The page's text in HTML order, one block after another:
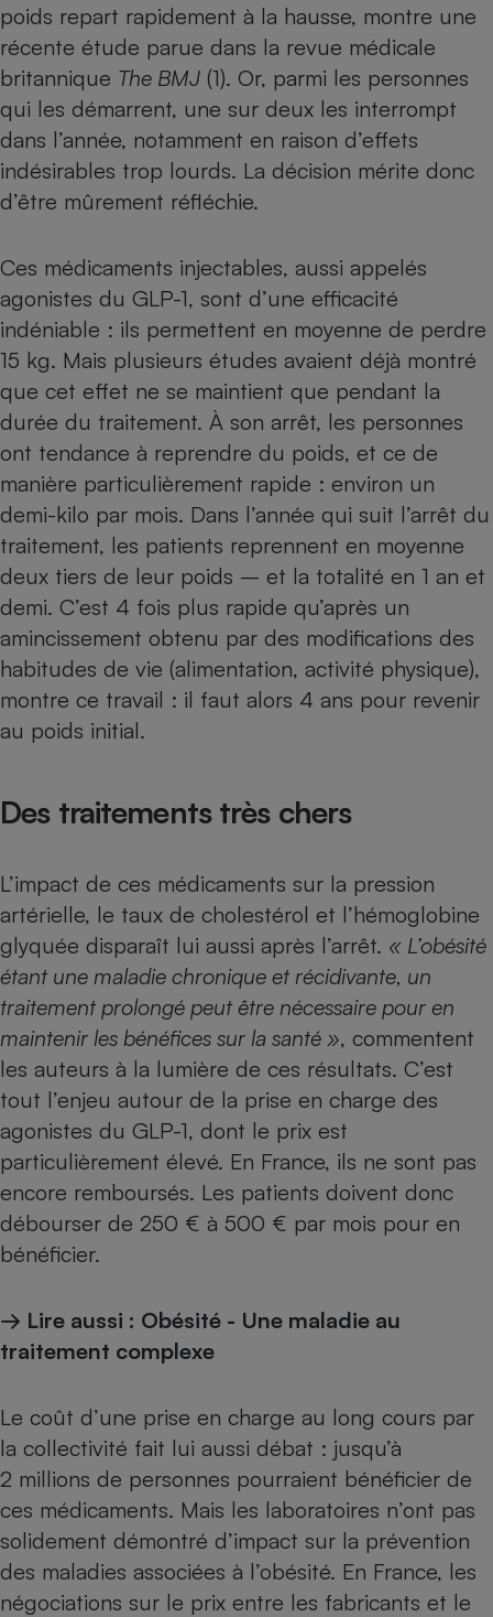
poids repart rapidement à la hausse, montre une
récente étude parue dans la revue médicale
britannique The BMJ (1). Or, parmi les personnes
qui les démarrent, une sur deux les interrompt
dans l’année, notamment en raison d’effets
indésirables trop lourds. La décision mérite donc
d’être mûrement réfléchie.
Ces médicaments injectables, aussi appelés
agonistes du GLP-1, sont d’une efficacité
indéniable : ils permettent en moyenne de perdre
15 kg. Mais plusieurs études avaient déjà montré
que cet effet ne se maintient que pendant la
durée du traitement. À son arrêt, les personnes
ont tendance à reprendre du poids, et ce de
manière particulièrement rapide : environ un
demi-kilo par mois. Dans l’année qui suit l’arrêt du
traitement, les patients reprennent en moyenne
deux tiers de leur poids – et la totalité en 1 an et
demi. C’est 4 fois plus rapide qu’après un
amincissement obtenu par des modifications des
habitudes de vie (alimentation, activité physique),
montre ce travail : il faut alors 4 ans pour revenir
au poids initial.
Des traitements très chers
L’impact de ces médicaments sur la pression
artérielle, le taux de cholestérol et l’hémoglobine
glyquée disparaît lui aussi après l’arrêt. « L’obésité
étant une maladie chronique et récidivante, un
traitement prolongé peut être nécessaire pour en
maintenir les bénéfices sur la santé », commentent
les auteurs à la lumière de ces résultats. C’est
tout l’enjeu autour de la prise en charge des
agonistes du GLP-1, dont le prix est
particulièrement élevé. En France, ils ne sont pas
encore remboursés. Les patients doivent donc
débourser de 250 € à 500 € par mois pour en
bénéficier.
→ Lire aussi : Obésité - Une maladie au
traitement complexe
Le coût d’une prise en charge au long cours par
la collectivité fait lui aussi débat : jusqu’à
2 millions de personnes pourraient bénéficier de
ces médicaments. Mais les laboratoires n’ont pas
solidement démontré d’impact sur la prévention
des maladies associées à l’obésité. En France, les
négociations sur le prix entre les fabricants et le
Cafetière à expressos
Robot ménager